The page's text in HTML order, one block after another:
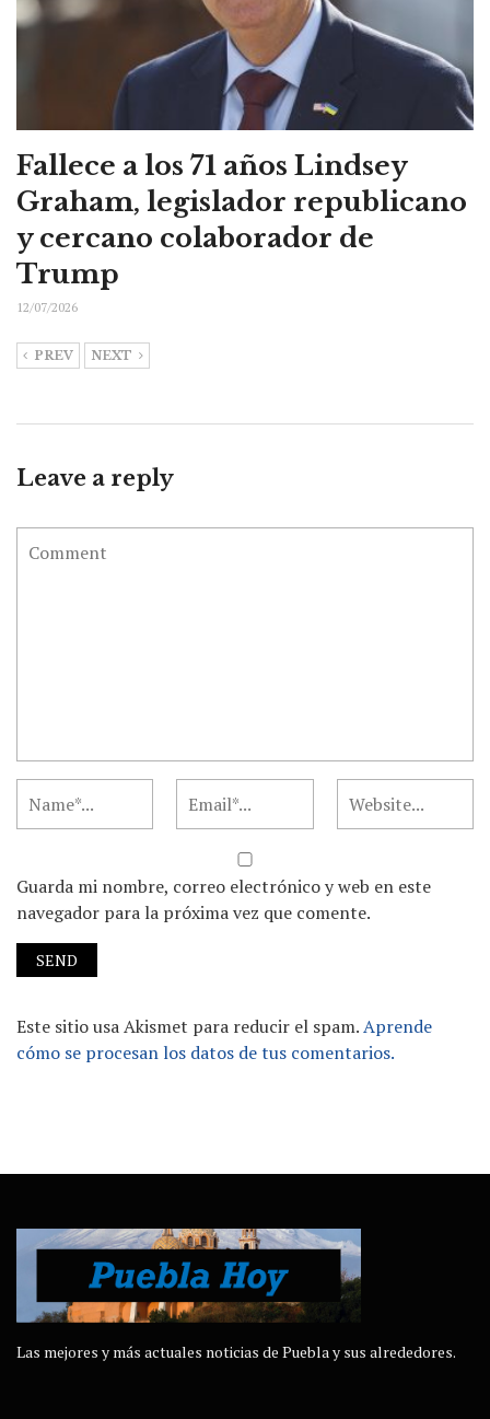
Fallece a los 71 años Lindsey
Graham, legislador republicano
y cercano colaborador de
Trump
12/07/2026
PREV NEXT
Leave a reply
Guarda mi nombre, correo electrónico y web en este
navegador para la próxima vez que comente.
Este sitio usa Akismet para reducir el spam.Aprende
cómo se procesan los datos de tus comentarios.
Las mejores y más actuales noticias de Puebla y sus alrededores.